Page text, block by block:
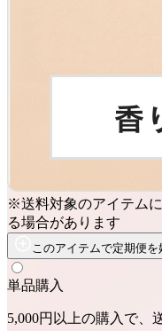
※送料対象のアイテム
る場合があります
このアイテムで定期便を
単品購入
5,000円以上の購入で、